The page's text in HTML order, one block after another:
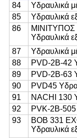
84
Υδραυλικά
85
Υδραυλικά
86
Υδραυλικά
87
Υδραυλικά
88
PVD-2B-42
89
PVD-2B-63
90
PVD45
91
NACHI 130
92
PVK-2B-505
93
BOB 331
Υδραυλικά